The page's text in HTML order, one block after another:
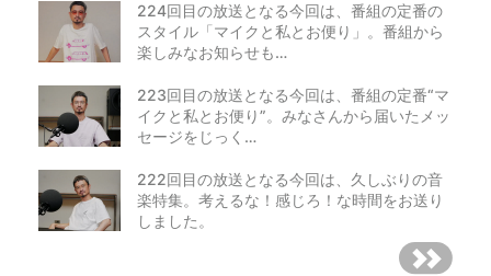
224回目の放送となる今回は、番組の定番の
スタイル「マイクと私とお便り」。番組から
楽しみなお知らせも…
223回目の放送となる今回は、番組の定番“マ
イクと私とお便り”。みなさんから届いたメッ
セージをじっく…
222回目の放送となる今回は、久しぶりの音
楽特集。考えるな！感じろ！な時間をお送り
しました。